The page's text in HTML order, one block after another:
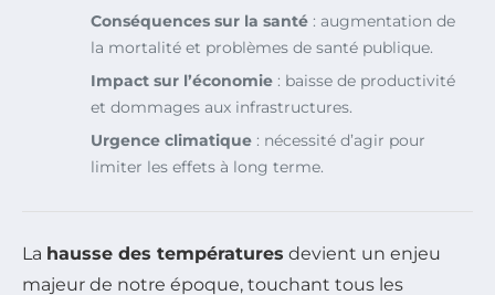
Conséquences sur la santé : augmentation de
la mortalité et problèmes de santé publique.
Impact sur l’économie : baisse de productivité
et dommages aux infrastructures.
Urgence climatique : nécessité d’agir pour
limiter les effets à long terme.
La hausse des températures devient un enjeu
majeur de notre époque, touchant tous les